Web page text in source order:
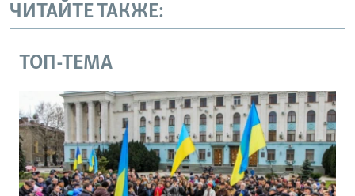
ЧИТАЙТЕ ТАКЖЕ:
ТОП-ТЕМА